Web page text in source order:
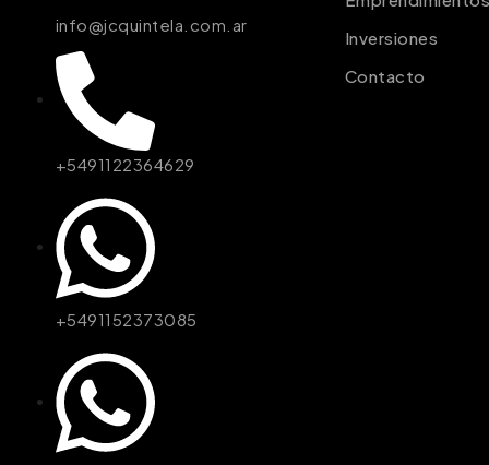
info@jcquintela.com.ar
+5491122364629
+5491152373085
Inversiones
Contacto